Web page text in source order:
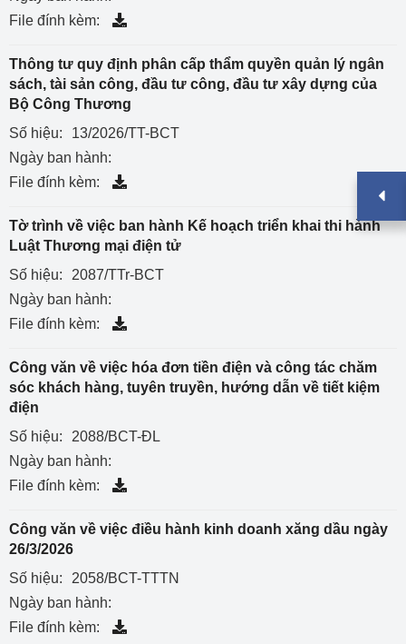
File đính kèm:
Thông tư quy định phân cấp thẩm quyền quản lý ngân
sách, tài sản công, đầu tư công, đầu tư xây dựng của
Bộ Công Thương
Số hiệu:
13/2026/TT-BCT
Ngày ban hành:
File đính kèm:
Tờ trình về việc ban hành Kế hoạch triển khai thi hành
Luật Thương mại điện tử
Số hiệu:
2087/TTr-BCT
Ngày ban hành:
File đính kèm:
Công văn về việc hóa đơn tiền điện và công tác chăm
sóc khách hàng, tuyên truyền, hướng dẫn về tiết kiệm
điện
Số hiệu:
2088/BCT-ĐL
Ngày ban hành:
File đính kèm:
Công văn về việc điều hành kinh doanh xăng dầu ngày
26/3/2026
Số hiệu:
2058/BCT-TTTN
Ngày ban hành:
File đính kèm: